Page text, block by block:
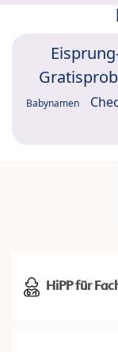
Babynamen
HiPP für